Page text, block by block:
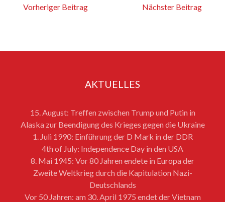
Vorheriger Beitrag Nächster Beitrag
AKTUELLES
15. August: Treffen zwischen Trump und Putin in
Alaska zur Beendigung des Krieges gegen die Ukraine
1. Juli 1990: Einführung der D Mark in der DDR
4th of July: Independence Day in den USA
8. Mai 1945: Vor 80 Jahren endete in Europa der
Zweite Weltkrieg durch die Kapitulation Nazi-
Deutschlands
Vor 50 Jahren: am 30. April 1975 endet der Vietnam